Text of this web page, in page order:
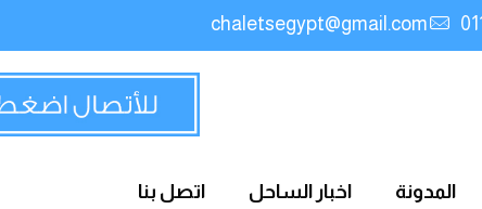
chaletsegypt@gmail.com
المدونة اخبار الساحل اتصل بنا